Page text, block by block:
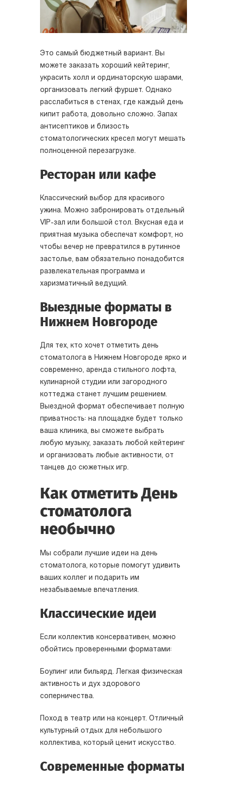
Это самый бюджетный вариант. Вы
можете заказать хороший кейтеринг,
украсить холл и ординаторскую шарами,
организовать легкий фуршет. Однако
расслабиться в стенах, где каждый день
кипит работа, довольно сложно. Запах
антисептиков и близость
стоматологических кресел могут мешать
полноценной перезагрузке.
Ресторан или кафе
Классический выбор для красивого
ужина. Можно забронировать отдельный
VIP-зал или большой стол. Вкусная еда и
приятная музыка обеспечат комфорт, но
чтобы вечер не превратился в рутинное
застолье, вам обязательно понадобится
развлекательная программа и
харизматичный ведущий.
Выездные форматы в
Нижнем Новгороде
Для тех, кто хочет отметить день
стоматолога в Нижнем Новгороде ярко и
современно, аренда стильного лофта,
кулинарной студии или загородного
коттеджа станет лучшим решением.
Выездной формат обеспечивает полную
приватность: на площадке будет только
ваша клиника, вы сможете выбрать
любую музыку, заказать любой кейтеринг
и организовать любые активности, от
танцев до сюжетных игр.
Как отметить День
стоматолога
необычно
Мы собрали лучшие идеи на день
стоматолога, которые помогут удивить
ваших коллег и подарить им
незабываемые впечатления.
Классические идеи
Если коллектив консервативен, можно
обойтись проверенными форматами:
Боулинг или бильярд. Легкая физическая
активность и дух здорового
соперничества.
Поход в театр или на концерт. Отличный
культурный отдых для небольшого
коллектива, который ценит искусство.
Современные форматы